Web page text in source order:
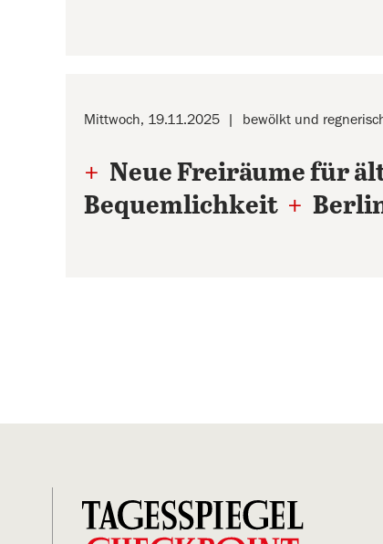
Mittwoch, 19.11.2025 bewölkt und
+ Neue Freiräume für
Bequemlichkeit +